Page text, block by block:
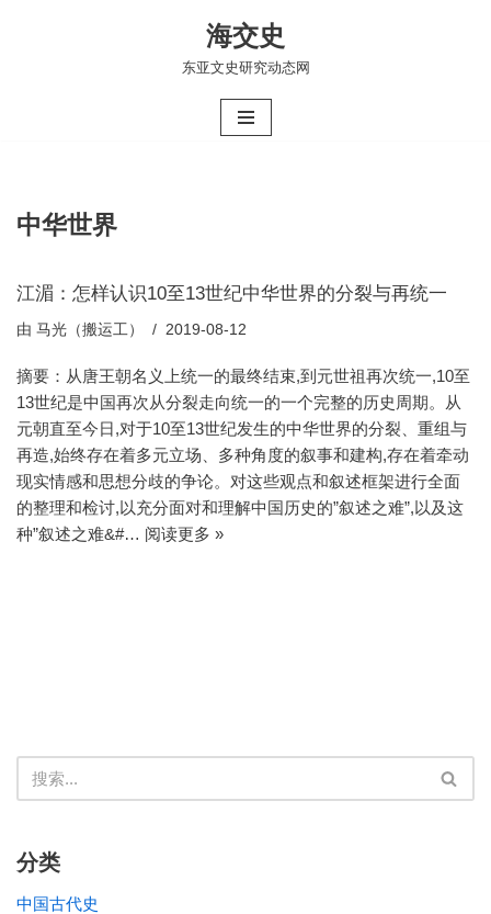
海交史
东亚文史研究动态网
中华世界
江湄：怎样认识10至13世纪中华世界的分裂与再统一
由 马光（搬运工） 2019-08-12
摘要：从唐王朝名义上统一的最终结束,到元世祖再次统一,10至
13世纪是中国再次从分裂走向统一的一个完整的历史周期。从
元朝直至今日,对于10至13世纪发生的中华世界的分裂、重组与
再造,始终存在着多元立场、多种角度的叙事和建构,存在着牵动
现实情感和思想分歧的争论。对这些观点和叙述框架进行全面
的整理和检讨,以充分面对和理解中国历史的”叙述之难”,以及这
种”叙述之难&#… 阅读更多 »
分类
中国古代史